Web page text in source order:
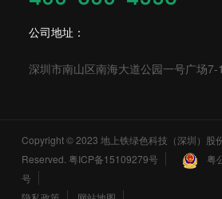
公司地址：
深圳市南山区南海大道公园一号广场7-
Copyright © 2023 地上铁绿色科技（深圳）股
Reserved. 粤ICP备15109279号
粤
号